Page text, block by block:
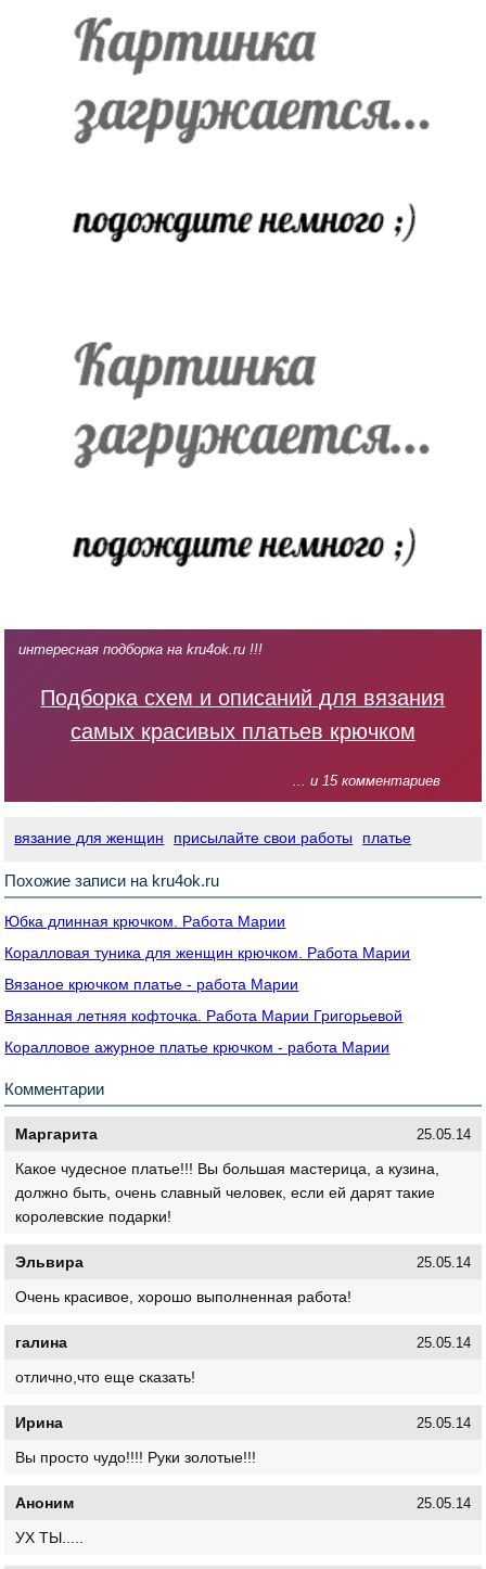
интересная подборка на kru4ok.ru !!!
Подборка схем и описаний для вязания
самых красивых платьев крючком
... и 15 комментариев
вязание для женщин присылайте свои работы платье
Похожие записи на kru4ok.ru
Юбка длинная крючком. Работа Марии
Коралловая туника для женщин крючком. Работа Марии
Вязаное крючком платье - работа Марии
Вязанная летняя кофточка. Работа Марии Григорьевой
Коралловое ажурное платье крючком - работа Марии
Комментарии
Маргарита 25.05.14
Какое чудесное платье!!! Вы большая мастерица, а кузина,
должно быть, очень славный человек, если ей дарят такие
королевские подарки!
Эльвира 25.05.14
Очень красивое, хорошо выполненная работа!
галина 25.05.14
отлично,что еще сказать!
Ирина 25.05.14
Вы просто чудо!!!! Руки золотые!!!
Аноним 25.05.14
УХ ТЫ.....